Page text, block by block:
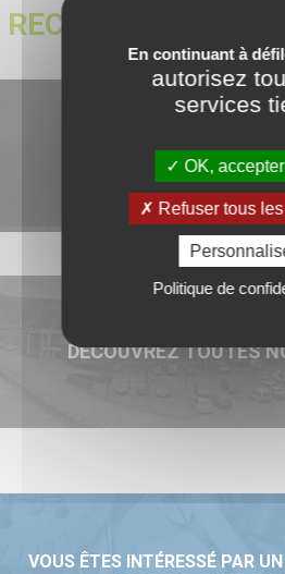
En continuant à
autorisez
services
OK,
Refuser tous
Politique de
RECTIFIEUSE
DECOUVREZ TOUTES
VOUS ÊTES INTÉRESSÉ PAR